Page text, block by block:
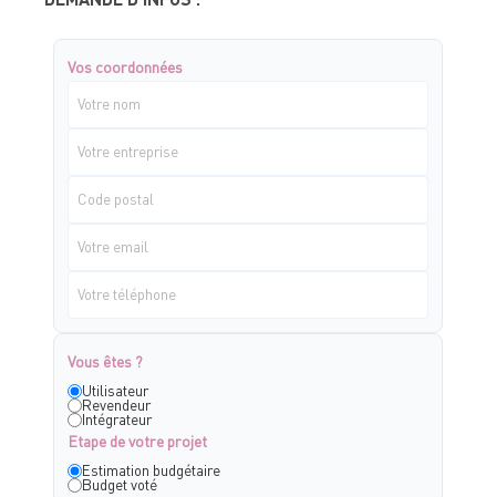
Vos coordonnées
Vous êtes ?
Utilisateur
Revendeur
Intégrateur
Etape de votre projet
Estimation budgétaire
Budget voté